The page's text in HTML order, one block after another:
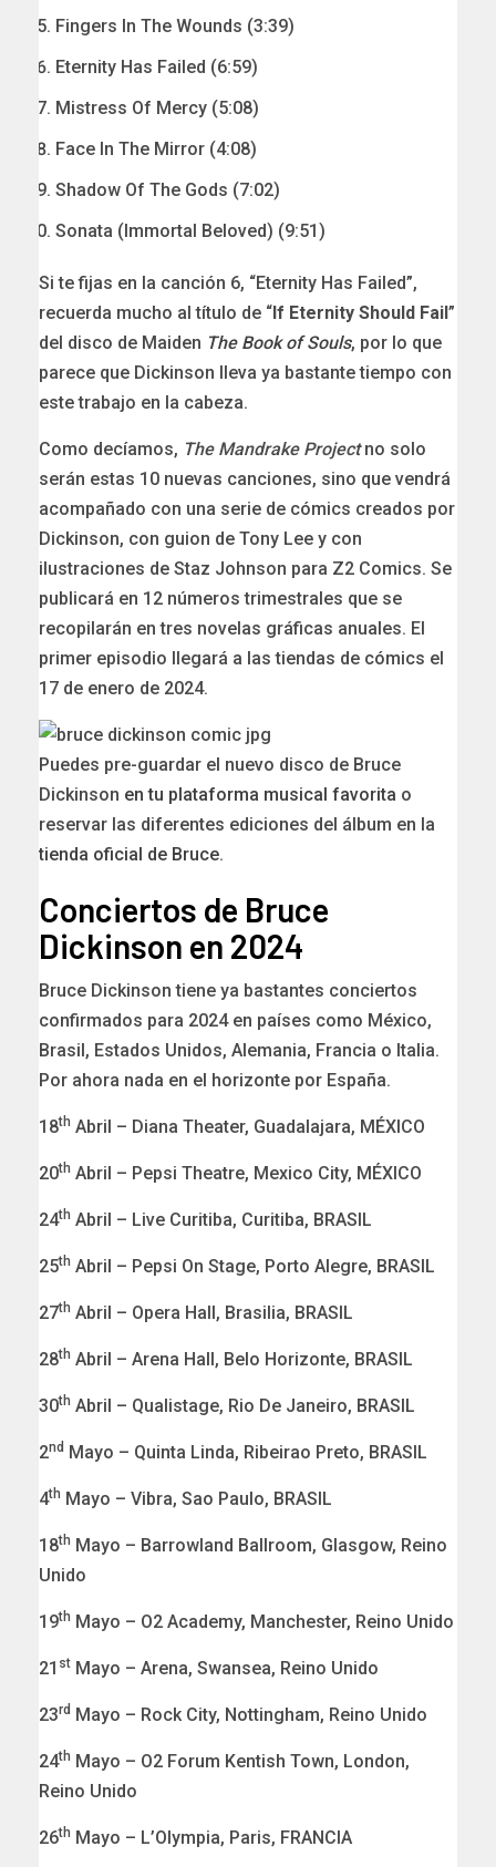
Fingers In The Wounds (3:39)
Eternity Has Failed (6:59)
Mistress Of Mercy (5:08)
Face In The Mirror (4:08)
Shadow Of The Gods (7:02)
Sonata (Immortal Beloved) (9:51)
Si te fijas en la canción 6, “Eternity Has Failed”,
recuerda mucho al título de “If Eternity Should Fail”
del disco de Maiden The Book of Souls, por lo que
parece que Dickinson lleva ya bastante tiempo con
este trabajo en la cabeza.
Como decíamos, The Mandrake Projectno solo
serán estas 10 nuevas canciones, sino que vendrá
acompañado con una serie de cómics creados por
Dickinson, con guion de Tony Lee y con
ilustraciones de Staz Johnson para Z2 Comics. Se
publicará en 12 números trimestrales que se
recopilarán en tres novelas gráficas anuales. El
primer episodio llegará a las tiendas de cómics el
17 de enero de 2024.
Puedes pre-guardar el nuevo disco de Bruce
Dickinson en tu plataforma musical favorita o
reservar las diferentes ediciones del álbum en la
tienda oficial de Bruce.
Conciertos de Bruce
Dickinson en 2024
Bruce Dickinson tiene ya bastantes conciertos
confirmados para 2024 en países como México,
Brasil, Estados Unidos, Alemania, Francia o Italia.
Por ahora nada en el horizonte por España.
18th Abril – Diana Theater, Guadalajara, MÉXICO
20th Abril – Pepsi Theatre, Mexico City, MÉXICO
24th Abril – Live Curitiba, Curitiba, BRASIL
25th Abril – Pepsi On Stage, Porto Alegre, BRASIL
27th Abril – Opera Hall, Brasilia, BRASIL
28th Abril – Arena Hall, Belo Horizonte, BRASIL
30th Abril – Qualistage, Rio De Janeiro, BRASIL
2nd Mayo – Quinta Linda, Ribeirao Preto, BRASIL
4th Mayo – Vibra, Sao Paulo, BRASIL
18th Mayo – Barrowland Ballroom, Glasgow, Reino
Unido
19th Mayo – O2 Academy, Manchester, Reino Unido
21 st Mayo – Arena, Swansea, Reino Unido
23rd Mayo – Rock City, Nottingham, Reino Unido
24th Mayo – O2 Forum Kentish Town, London,
Reino Unido
26th Mayo – L’Olympia, Paris, FRANCIA